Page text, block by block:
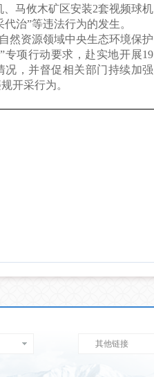
、马攸木矿区安装2套视频球机
治”等违法行为的发生。
自然资源领域中央生态环境保护
”专项行动要求 ， 赴实地开展19
， 并督促相关部门持续加强
开采行为。
其他链接